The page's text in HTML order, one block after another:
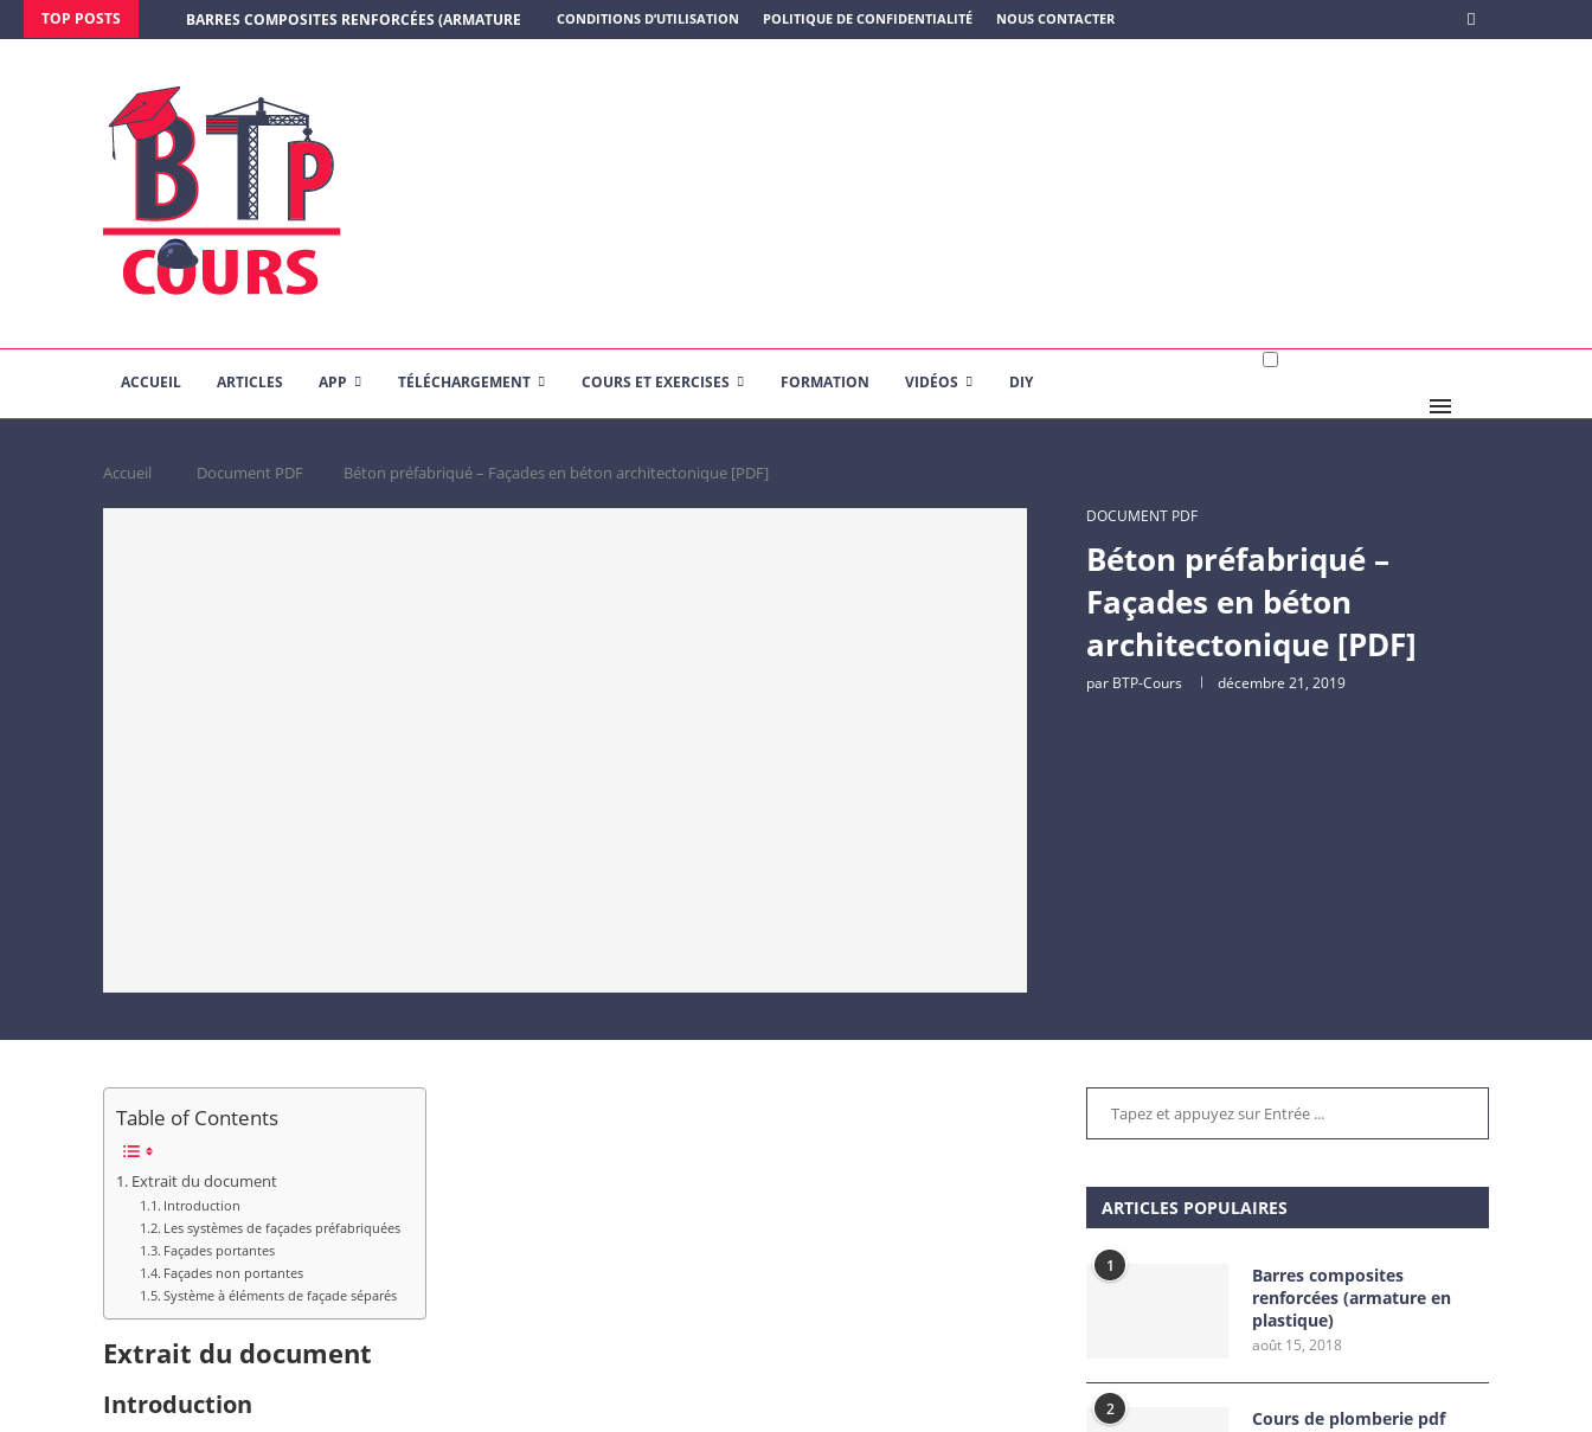
TOP POSTS BARRES COMPOSITES RENFORCÉES (ARMATURE EN PLASTIQUE)CONDITIONS D’UTILISATION POLITIQUE DE CONFIDENTIALITÉ NOUS CONTACTER
ACCUEIL ARTICLES APP TÉLÉCHARGEMENT COURS ET EXERCISES FORMATION VIDÉOS DIY
Accueil Document PDF Béton préfabriqué – Façades en béton architectonique [PDF]
DOCUMENT PDF
Béton préfabriqué –
Façades en béton
architectonique [PDF]
par BTP-Cours décembre 21, 2019
Table of Contents
Extrait du document
Introduction
Les systèmes de façades préfabriquées
Façades portantes
Façades non portantes
Système à éléments de façade séparés
Extrait du document
Introduction
ARTICLES POPULAIRES
1
Barres composites
renforcées (armature en
plastique)
août 15, 2018
2 Cours de plomberie pdf